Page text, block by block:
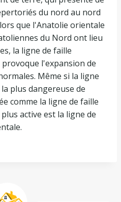
du nord au nord
que l'Anatolie orientale
du Nord ont lieu
la ligne de faille
l'expansion de
Même si la ligne
plus dangereuse de
comme la ligne de faille
active est la ligne de